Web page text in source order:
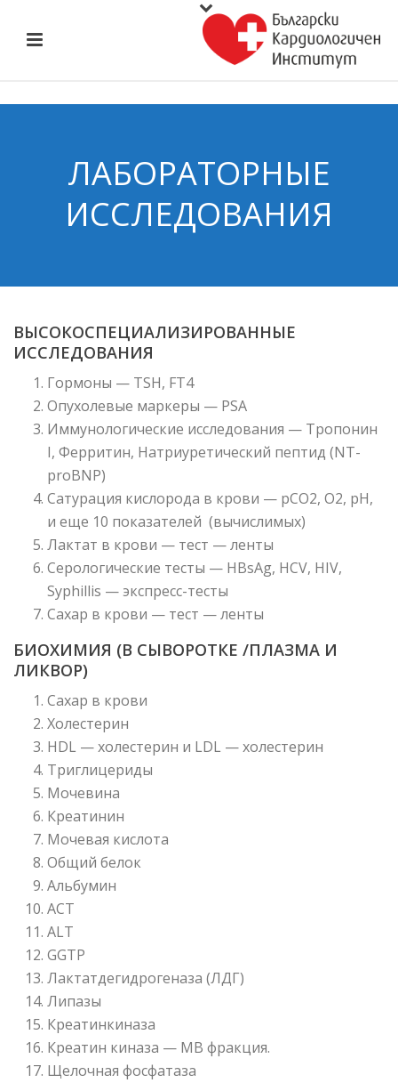
ЛАБОРАТОРНЫЕ
ИССЛЕДОВАНИЯ
ВЫСОКОСПЕЦИАЛИЗИРОВАННЫЕ
ИССЛЕДОВАНИЯ
Гормоны — TSH, FT4
Опухолевые маркеры — PSA
Иммунологические исследования — Тропонин
I, Ферритин, Натриуретический пептид (NT-
proBNP)
Сатурация кислорода в крови — pCO2, O2, pH,
и еще 10 показателей (вычислимых)
Лактат в крови — тест — ленты
Серологические тесты — HBsAg, HCV, HIV,
Syphillis — экспресс-тесты
Сахар в крови — тест — ленты
БИОХИМИЯ (В СЫВОРОТКЕ /ПЛАЗМА И
ЛИКВОР)
Сахар в крови
Холестерин
HDL — холестерин и LDL — холестерин
Триглицериды
Мочевина
Креатинин
Мочевая кислота
Общий белок
Альбумин
АСТ
ALT
GGTP
Лактатдегидрогеназа (ЛДГ)
Липазы
Креатинкиназа
Креатин киназа — MB фракция.
Щелочная фосфатаза